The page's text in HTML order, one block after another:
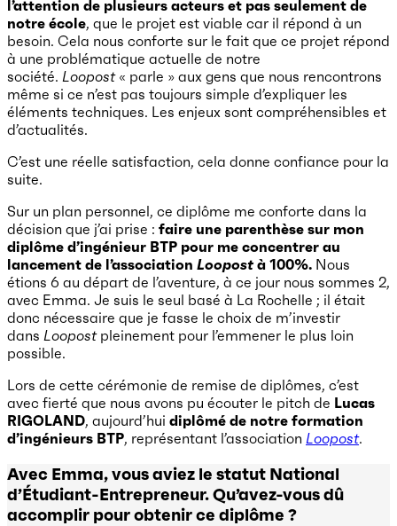
l’attention de plusieurs acteurs et pas seulement de
notre école, que le projet est viable car il répond à un
besoin. Cela nous conforte sur le fait que ce projet répond
à une problématique actuelle de notre
société. Loopost « parle » aux gens que nous rencontrons
même si ce n’est pas toujours simple d’expliquer les
éléments techniques. Les enjeux sont compréhensibles et
d’actualités.
C’est une réelle satisfaction, cela donne confiance pour la
suite.
Sur un plan personnel, ce diplôme me conforte dans la
décision que j’ai prise : faire une parenthèse sur mon
diplôme d’ingénieur BTP pour me concentrer au
lancement de l’association Loopostà 100%. Nous
étions 6 au départ de l’aventure, à ce jour nous sommes 2,
avec Emma. Je suis le seul basé à La Rochelle ; il était
donc nécessaire que je fasse le choix de m’investir
dans Loopost pleinement pour l’emmener le plus loin
possible.
Lors de cette cérémonie de remise de diplômes, c’est
avec fierté que nous avons pu écouter le pitch de Lucas
RIGOLAND, aujourd’hui diplômé de notre formation
d’ingénieurs BTP, représentant l’association Loopost.
Avec Emma, vous aviez le statut National
d’Étudiant-Entrepreneur. Qu’avez-vous dû
accomplir pour obtenir ce diplôme ?